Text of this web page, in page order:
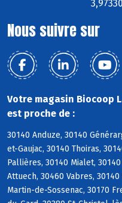
Nous suivre sur
Votre magasin Biocoop
est proche de :
30140 Anduze, 30140
et-Gaujac, 30140 Thoiras,
Pallières, 30140 Mialet,
Attuech, 30460 Vabres,
Martin-de-Sossenac, 30170